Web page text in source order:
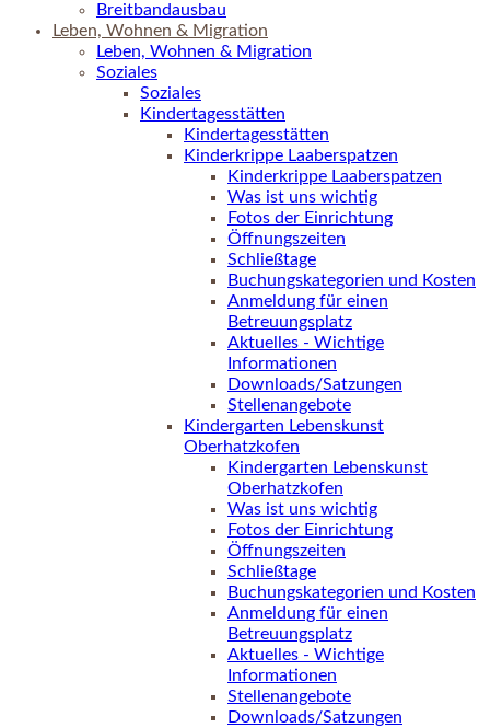
Breitbandausbau
Leben, Wohnen & Migration
Leben, Wohnen & Migration
Soziales
Soziales
Kindertagesstätten
Kindertagesstätten
Kinderkrippe Laaberspatzen
Kinderkrippe Laaberspatzen
Was ist uns wichtig
Fotos der Einrichtung
Öffnungszeiten
Schließtage
Buchungskategorien und Kosten
Anmeldung für einen
Betreuungsplatz
Aktuelles - Wichtige
Informationen
Downloads/Satzungen
Stellenangebote
Kindergarten Lebenskunst
Oberhatzkofen
Kindergarten Lebenskunst
Oberhatzkofen
Was ist uns wichtig
Fotos der Einrichtung
Öffnungszeiten
Schließtage
Buchungskategorien und Kosten
Anmeldung für einen
Betreuungsplatz
Aktuelles - Wichtige
Informationen
Stellenangebote
Downloads/Satzungen